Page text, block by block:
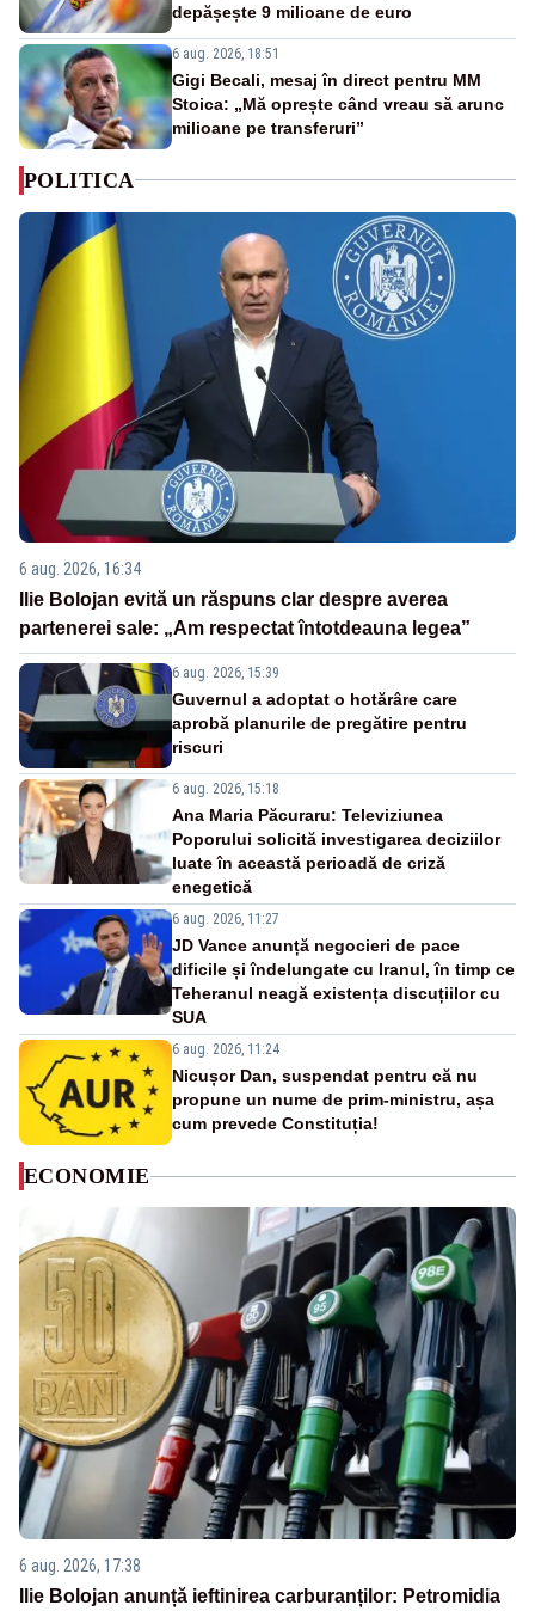
depășește 9 milioane de euro
6 aug. 2026, 18:51
Gigi Becali, mesaj în direct pentru MM
Stoica: „Mă oprește când vreau să arunc
milioane pe transferuri”
POLITICA
6 aug. 2026, 16:34
Ilie Bolojan evită un răspuns clar despre averea
partenerei sale: „Am respectat întotdeauna legea”
6 aug. 2026, 15:39
Guvernul a adoptat o hotărâre care
aprobă planurile de pregătire pentru
riscuri
6 aug. 2026, 15:18
Ana Maria Păcuraru: Televiziunea
Poporului solicită investigarea deciziilor
luate în această perioadă de criză
enegetică
6 aug. 2026, 11:27
JD Vance anunță negocieri de pace
dificile și îndelungate cu Iranul, în timp ce
Teheranul neagă existența discuțiilor cu
SUA
6 aug. 2026, 11:24
Nicușor Dan, suspendat pentru că nu
propune un nume de prim-ministru, așa
cum prevede Constituția!
ECONOMIE
6 aug. 2026, 17:38
Ilie Bolojan anunță ieftinirea carburanților: Petromidia